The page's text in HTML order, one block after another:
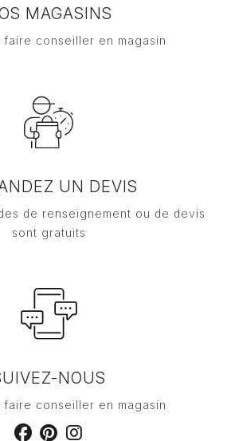
MAGASINS
faire conseiller en magasin
UN DEVIS
de renseignement ou de devis
sont gratuits
NOUS
faire conseiller en magasin